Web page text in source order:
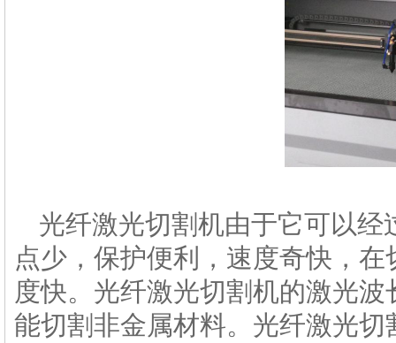
光纤激光切割机由于它可以
点少，保护便利，速度奇快，
度快。光纤激光切割机的激光
能切割非金属材料。光纤激光